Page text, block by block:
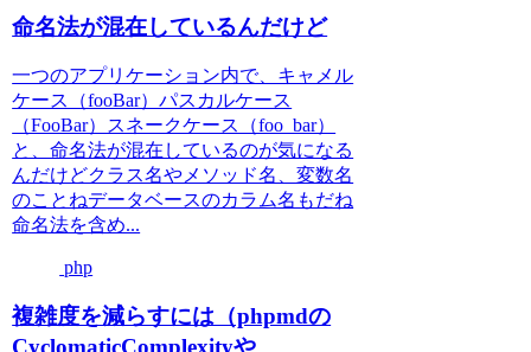
命名法が混在しているんだけど
一つのアプリケーション内で、キャメル
ケース（fooBar）パスカルケース
（FooBar）スネークケース（foo_bar）
と、命名法が混在しているのが気になる
んだけどクラス名やメソッド名、変数名
のことねデータベースのカラム名もだね
命名法を含め...
php
複雑度を減らすには（phpmdの
CyclomaticComplexityや